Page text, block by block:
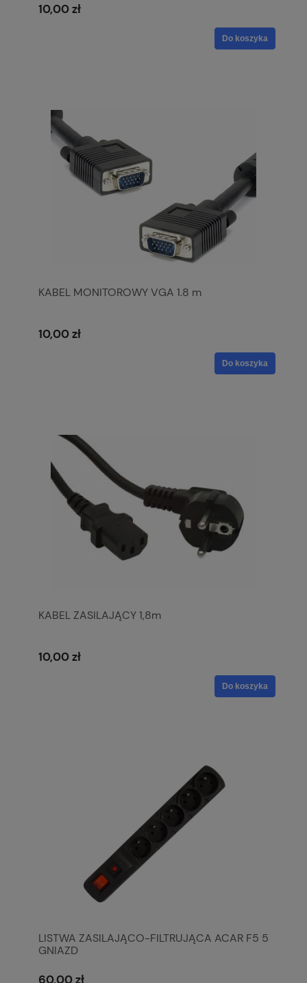
10,00 zł
Do koszyka
KABEL MONITOROWY VGA 1.8 m
10,00 zł
Do koszyka
KABEL ZASILAJĄCY 1,8m
10,00 zł
Do koszyka
LISTWA ZASILAJĄCO-FILTRUJĄCA ACAR F5 5
GNIAZD
60,00 zł